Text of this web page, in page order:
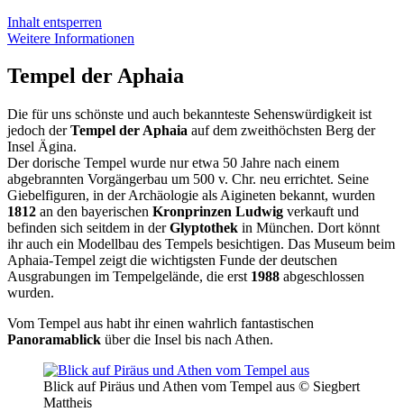
Inhalt entsperren
Weitere Informationen
Tempel der Aphaia
Die für uns schönste und auch bekannteste Sehenswürdigkeit ist
jedoch derTempel der Aphaia auf dem zweithöchsten Berg der
Insel Ägina.
Der dorische Tempel wurde nur etwa 50 Jahre nach einem
abgebrannten Vorgängerbau um 500 v. Chr. neu errichtet. Seine
Giebelfiguren, in der Archäologie als Aigineten bekannt, wurden
1812 an den bayerischen Kronprinzen Ludwig verkauft und
befinden sich seitdem in derGlyptothek in München. Dort könnt
ihr auch ein Modellbau des Tempels besichtigen. Das Museum beim
Aphaia-Tempel zeigt die wichtigsten Funde der deutschen
Ausgrabungen im Tempelgelände, die erst 1988 abgeschlossen
wurden.
Vom Tempel aus habt ihr einen wahrlich fantastischen
Panoramablick über die Insel bis nach Athen.
Blick auf Piräus und Athen vom Tempel aus © Siegbert
Mattheis